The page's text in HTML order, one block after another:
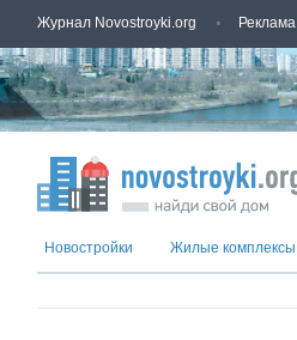
Журнал Novostroyki.org Реклама
Новостройки Жилые комплексы